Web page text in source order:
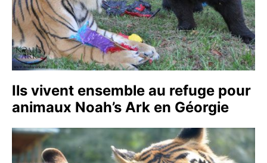
Ils vivent ensemble au refuge pour
animaux Noah’s Ark en Géorgie